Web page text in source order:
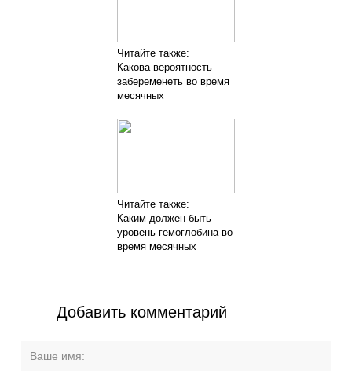
Читайте также:
Какова вероятность
забеременеть во время
месячных
Читайте также:
Каким должен быть
уровень гемоглобина во
время месячных
Добавить комментарий